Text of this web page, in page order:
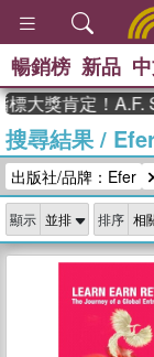
暢銷榜 新品
大獎肯定！A.F.
搜尋結果/
出版社/品牌：Efer
顯示 排序